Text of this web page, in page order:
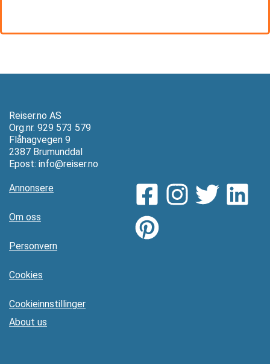
Reiser.no AS
Org.nr. 929 573 579
Flåhagvegen 9
2387 Brumunddal
Epost: info@reiser.no
Annonsere
Om oss
Personvern
Cookies
Cookieinnstillinger
About us